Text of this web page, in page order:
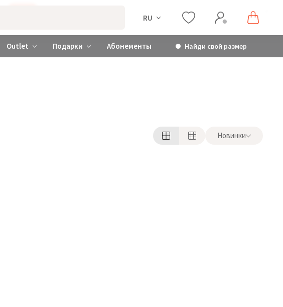
RU
Outlet Подарки Абонементы Найди свой размер
Новинки